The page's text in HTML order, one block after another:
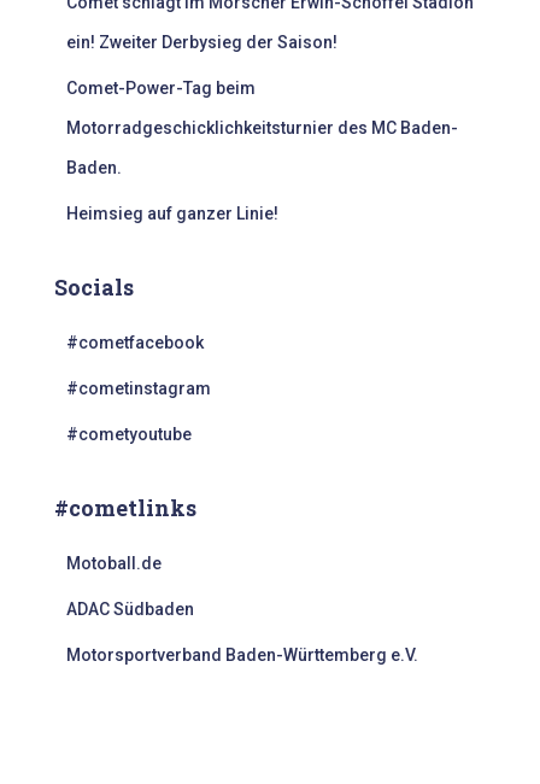
ein! Zweiter Derbysieg der Saison!
Comet-Power-Tag beim
Motorradgeschicklichkeitsturnier des MC Baden-
Baden.
Heimsieg auf ganzer Linie!
Socials
#cometfacebook
#cometinstagram
#cometyoutube
#cometlinks
Motoball.de
ADAC Südbaden
Motorsportverband Baden-Württemberg e.V.